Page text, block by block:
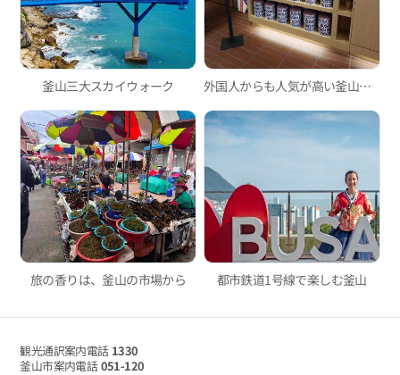
釜山三大スカイウォーク 外国人からも人気が高い釜山のスイーツカフェ3選
旅の香りは、釜山の市場から 都市鉄道1号線で楽しむ釜山
観光通訳案内電話 1330
釜山市案内電話051-120